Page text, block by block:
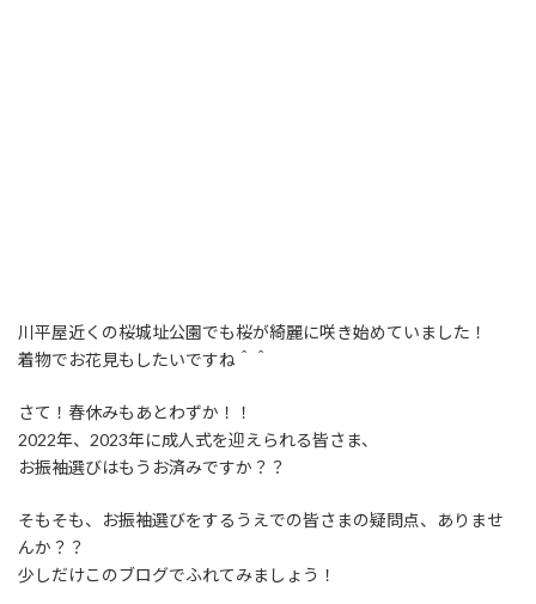
川平屋近くの桜城址公園でも桜が綺麗に咲き始めていました！
着物でお花見もしたいですね＾＾
さて！春休みもあとわずか！！
2022年、2023年に成人式を迎えられる皆さま、
お振袖選びはもうお済みですか？？
そもそも、お振袖選びをするうえでの皆さまの疑問点、ありませ
んか？？
少しだけこのブログでふれてみましょう！